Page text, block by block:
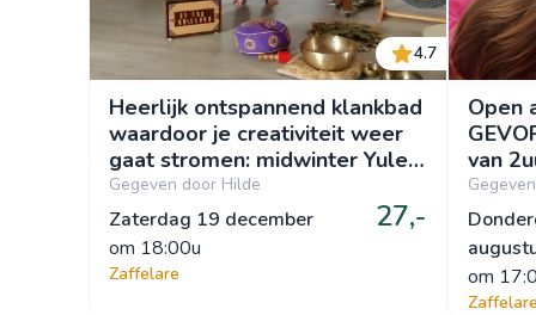
4.7
Heerlijk ontspannend klankbad
waardoor je creativiteit weer
gaat stromen: midwinter Yule (
zaa1kc_1912)
Gegeven door Hilde
Zaterdag 19 december
om 18:00u
27,-
Zaffelare
Open
om